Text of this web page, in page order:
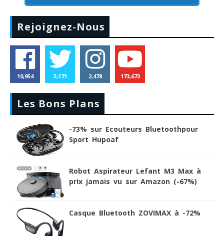
Rejoignez-Nous
10,954 5,171 2,478 173,673
Les Bons Plans
-73% sur Ecouteurs Bluetoothpour
Sport Hupoaf
Robot Aspirateur Lefant M3 Max à
prix jamais vu sur Amazon (-67%)
Casque Bluetooth ZOVIMAX à -72%